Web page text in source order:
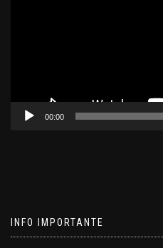
00:00
INFO IMPORTANTE